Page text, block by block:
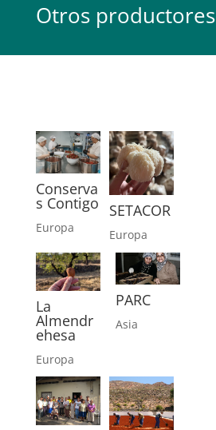
Otros productores
Conserva
s Contigo
Europa
SETACOR
Europa
La
Almendr
ehesa
Europa
PARC
Asia